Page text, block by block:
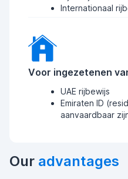
Internationaal
Voor ingezetenen
UAE rijbewijs
Emiraten ID
aanvaardbaar
Our advantages